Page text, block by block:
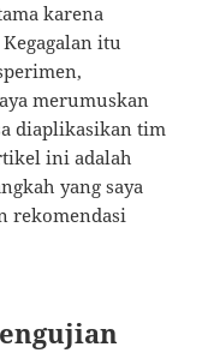
karena
itu
merumuskan
diaplikasikan tim
ini adalah
yang saya
rekomendasi